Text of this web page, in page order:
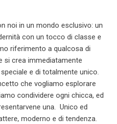
noi in un mondo esclusivo: un
con un tocco di classe e
riferimento a qualcosa di
si crea immediatamente
e di totalmente unico.
che vogliamo esplorare
condividere ogni chicca, ed
una. Unico ed
moderno e di tendenza.